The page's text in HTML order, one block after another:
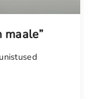
maale”